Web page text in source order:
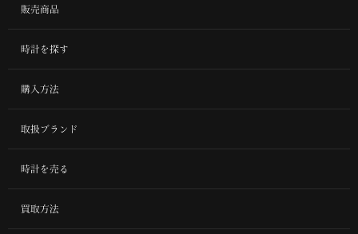
販売商品
時計を探す
購入方法
取扱ブランド
時計を売る
買取方法